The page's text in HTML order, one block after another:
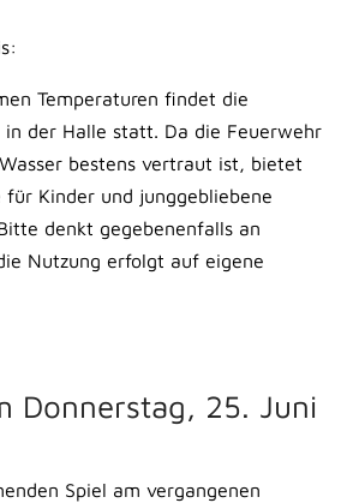
Temperaturen findet die
in der Halle statt. Da die Feuerwehr
bestens vertraut ist, bietet
für Kinder und junggebliebene
denkt gegebenenfalls an
Nutzung erfolgt auf eigene
Donnerstag, 25. Juni
Spiel am vergangenen